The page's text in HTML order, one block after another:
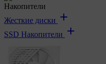
Накопители
Жесткие диски
SSD Накопители